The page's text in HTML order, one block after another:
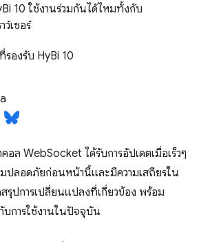
10 ใช้งานร่วมกันได้ไหมทั้งกับ
ว์เซอร์
รองรับ HyBi 10
อล WebSocket ได้รับการอัปเดตเมื่อเร็วๆ
ปลอดภัยก่อนหน้านี้และมีความเสถียรใน
รุปการเปลี่ยนแปลงที่เกี่ยวข้อง พร้อม
บการใช้งานในปัจจุบัน